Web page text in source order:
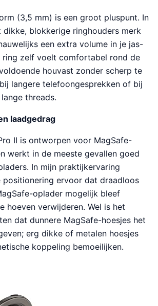
(3,5 mm) is een groot pluspunt. In
blokkerige ringhouders merk
een extra volume in je jas-
ring zelf voelt comfortabel rond de
houvast zonder scherp te
langere telefoongesprekken of bij
threads.
laadgedrag
II is ontworpen voor MagSafe-
werkt in de meeste gevallen goed
In mijn praktijkervaring
positionering ervoor dat draadloos
oplader mogelijk bleef
hoeven verwijderen. Wel is het
dat dunnere MagSafe-hoesjes het
erg dikke of metalen hoesjes
koppeling bemoeilijken.